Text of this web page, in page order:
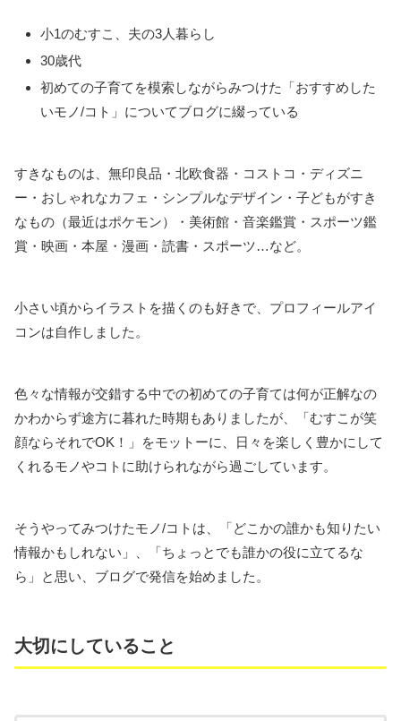
小1のむすこ、夫の3人暮らし
30歳代
初めての子育てを模索しながらみつけた「おすすめした
いモノ/コト」についてブログに綴っている
すきなものは、無印良品・北欧食器・コストコ・ディズニ
ー・おしゃれなカフェ・シンプルなデザイン・子どもがすき
なもの（最近はポケモン）・美術館・音楽鑑賞・スポーツ鑑
賞・映画・本屋・漫画・読書・スポーツ…など。
小さい頃からイラストを描くのも好きで、プロフィールアイ
コンは自作しました。
色々な情報が交錯する中での初めての子育ては何が正解なの
かわからず途方に暮れた時期もありましたが、「むすこが笑
顔ならそれでOK！」をモットーに、日々を楽しく豊かにして
くれるモノやコトに助けられながら過ごしています。
そうやってみつけたモノ/コトは、「どこかの誰かも知りたい
情報かもしれない」、「ちょっとでも誰かの役に立てるな
ら」と思い、ブログで発信を始めました。
大切にしていること